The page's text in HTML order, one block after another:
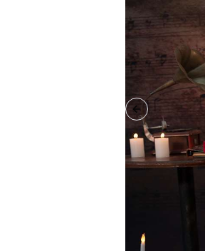
Previous slide